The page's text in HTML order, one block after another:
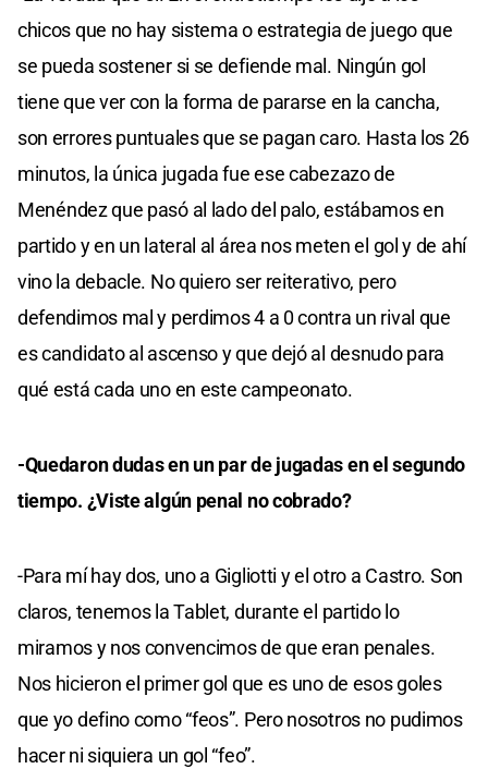
chicos que no hay sistema o estrategia de juego que
se pueda sostener si se defiende mal. Ningún gol
tiene que ver con la forma de pararse en la cancha,
son errores puntuales que se pagan caro. Hasta los 26
minutos, la única jugada fue ese cabezazo de
Menéndez que pasó al lado del palo, estábamos en
partido y en un lateral al área nos meten el gol y de ahí
vino la debacle. No quiero ser reiterativo, pero
defendimos mal y perdimos 4 a 0 contra un rival que
es candidato al ascenso y que dejó al desnudo para
qué está cada uno en este campeonato.
-Quedaron dudas en un par de jugadas en el segundo
tiempo. ¿Viste algún penal no cobrado?
-Para mí hay dos, uno a Gigliotti y el otro a Castro. Son
claros, tenemos la Tablet, durante el partido lo
miramos y nos convencimos de que eran penales.
Nos hicieron el primer gol que es uno de esos goles
que yo defino como “feos”. Pero nosotros no pudimos
hacer ni siquiera un gol “feo”.